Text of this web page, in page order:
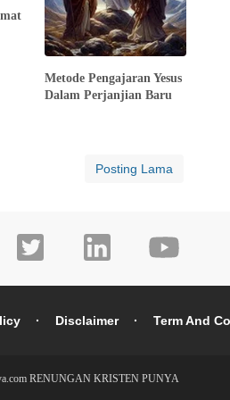
Metode Pengajaran Yesus
Dalam Perjanjian Baru
Posting Lama
Disclaimer Term And
RENUNGAN KRISTEN PUNYA